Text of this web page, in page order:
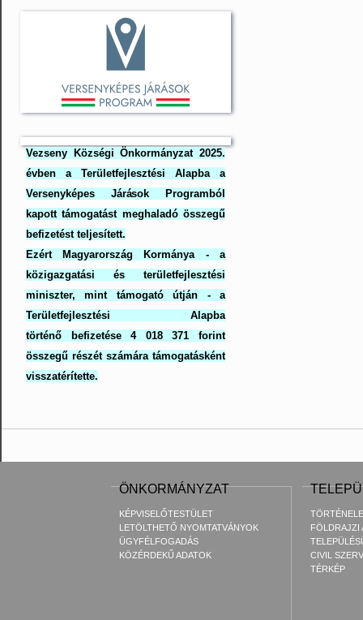
Vezseny Községi Önkormányzat 2025.
évben a Területfejlesztési Alapba a
Versenyképes Járások Programból
kapott támogatást meghaladó összegű
befizetést teljesített.
Ezért Magyarország Kormánya - a
közigazgatási és területfejlesztési
miniszter, mint támogató útján - a
Területfejlesztési Alapba
történő befizetése 4 018 371 forint
összegű részét számára támogatásként
visszatérítette.
ÖNKORMÁNYZAT
KÉPVISELŐTESTÜLET
LETÖLTHETŐ NYOMTATVÁNYOK
ÜGYFÉLFOGADÁS
KÖZÉRDEKŰ ADATOK
FÖLDRAJZI
CIVIL
TÉRKÉP